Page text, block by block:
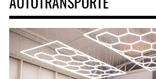
AUTOTRANSPORTE